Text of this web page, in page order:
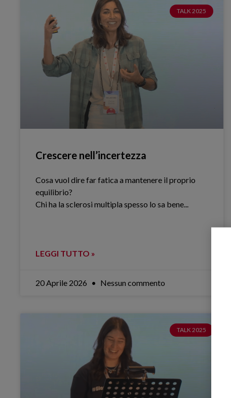
TALK 2025
Crescere nell’incertezza
Cosa vuol dire far fatica a mantenere il proprio
equilibrio?
Chi ha la sclerosi multipla spesso lo sa bene.​..
LEGGI TUTTO »
20 Aprile 2026 Nessun commento
TALK 2025